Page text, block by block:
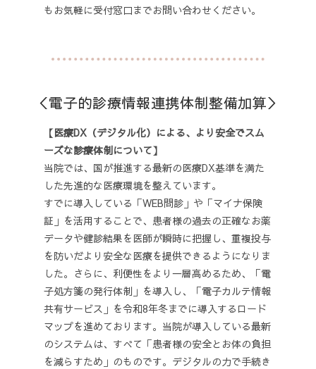
もお気軽に受付窓口までお問い合わせください。
＜電子的診療情報連携体制整備加算＞
【医療DX（デジタル化）による、より安全でスム
ーズな診療体制について】
当院では、国が推進する最新の医療DX基準を満た
した先進的な医療環境を整えています。
すでに導入している「WEB問診」や「マイナ保険
証」を活用することで、患者様の過去の正確なお薬
データや健診結果を医師が瞬時に把握し、重複投与
を防いだより安全な医療を提供できるようになりま
した。さらに、利便性をより一層高めるため、「電
子処方箋の発行体制」を導入し、「電子カルテ情報
共有サービス」を令和8年冬までに導入するロード
マップを進めております。当院が導入している最新
のシステムは、すべて「患者様の安全とお体の負担
を減らすため」のものです。デジタルの力で手続き